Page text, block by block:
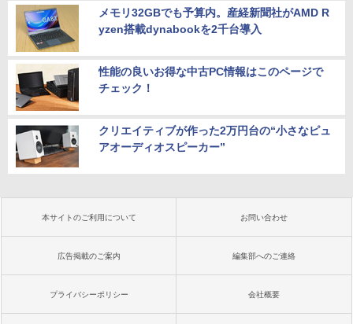
メモリ32GBでも予算内。産経新聞社がAMD R
yzen搭載dynabookを2千台導入
性能の良いお得な中古PC情報はこのページで
チェック！
クリエイティブが作った2万円台の“小さなピュ
アオーディオスピーカー”
本サイトのご利用について お問い合わせ
広告掲載のご案内 編集部へのご連絡
プライバシーポリシー 会社概要